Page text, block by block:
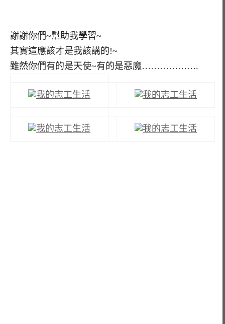
謝謝你們~幫助我學習~
其實這應該才是我該講的!~
雖然你們有的是天使~有的是惡魔……………….